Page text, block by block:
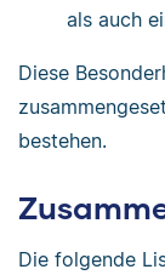
als auch
Diese
bestehen.
Die folgende